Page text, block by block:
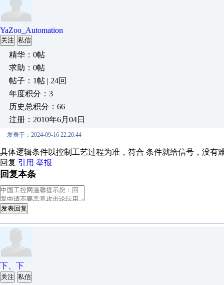
YaZoo_Automation
关注 私信
精华：0帖
求助：0帖
帖子：1帖 | 24回
年度积分：3
历史总积分：66
注册：2010年6月04日
发表于：2024-09-16 22:20:44
具体逻辑条件以控制工艺过程为准，符合 条件就给信号，没有
回复 引用 举报
回复本条
发表回复
下、下
关注 私信